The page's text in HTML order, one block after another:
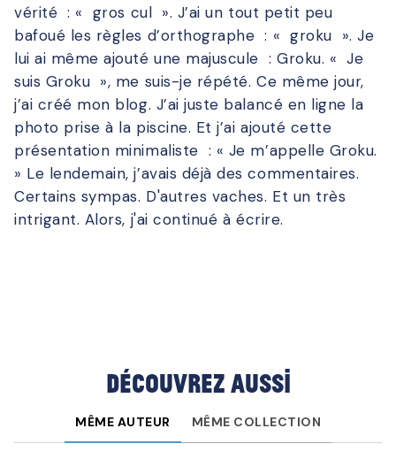
vérité : « gros cul ». J’ai un tout petit peu
bafoué les règles d’orthographe : « groku ». Je
lui ai même ajouté une majuscule : Groku. « Je
suis Groku », me suis-je répété. Ce même jour,
j’ai créé mon blog. J’ai juste balancé en ligne la
photo prise à la piscine. Et j’ai ajouté cette
présentation minimaliste : « Je m’appelle Groku.
» Le lendemain, j’avais déjà des commentaires.
Certains sympas. D'autres vaches. Et un très
intrigant. Alors, j'ai continué à écrire.
Découvrez aussi
MÊME AUTEUR MÊME COLLECTION